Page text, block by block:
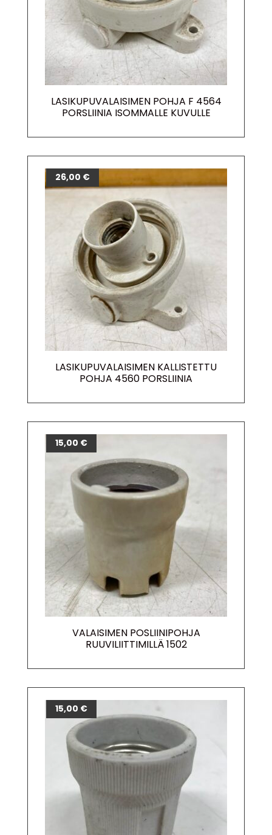
LASIKUPUVALAISIMEN POHJA F 4564
PORSLIINIA ISOMMALLE KUVULLE
LASIKUPUVALAISIMEN KALLISTETTU
POHJA 4560 PORSLIINIA
26,00 €
VALAISIMEN POSLIINIPOHJA
RUUVILIITTIMILLÄ 1502
15,00 €
15,00 €